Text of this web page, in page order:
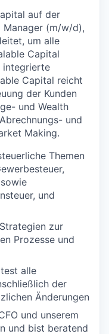
auf der
Manager (m/w/d),
um alle
Capital
integrierte
Capital reicht
der Kunden
und Wealth
und
Making.
Themen
und
zur
Prozesse und
alle
der
Änderungen
und unserem
und bist beratend